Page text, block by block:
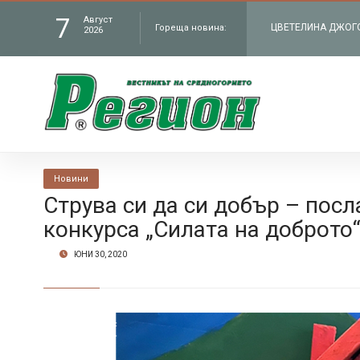
7
Август
2026
Гореща новина: ЧИТАЛИЩЕТО В
Новини
Струва си да си добър –
конкурса „Силата на доброто“
ЮНИ 30, 2020